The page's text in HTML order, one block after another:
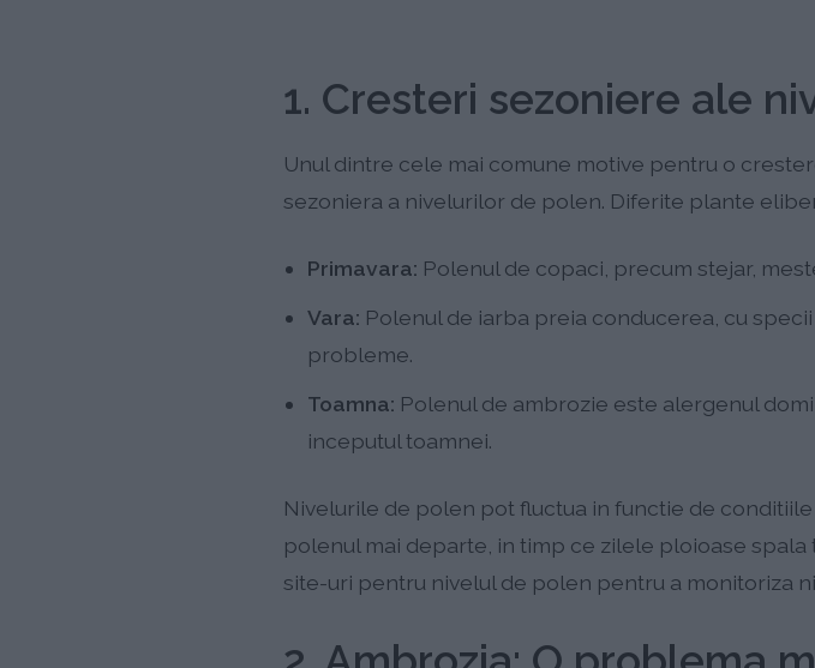
1. Cresteri sezoniere ale
Unul dintre cele mai comune motive pentru o
sezoniera a nivelurilor de polen. Diferite plante
Primavara: Polenul de copaci, precum stejar,
Vara: Polenul de iarba preia conducerea, cu
probleme.
Toamna: Polenul de ambrozie este alergenul
inceputul toamnei.
Nivelurile de polen pot fluctua in functie de
polenul mai departe, in timp ce zilele ploioase
site-uri pentru nivelul de polen pentru a monitoriza